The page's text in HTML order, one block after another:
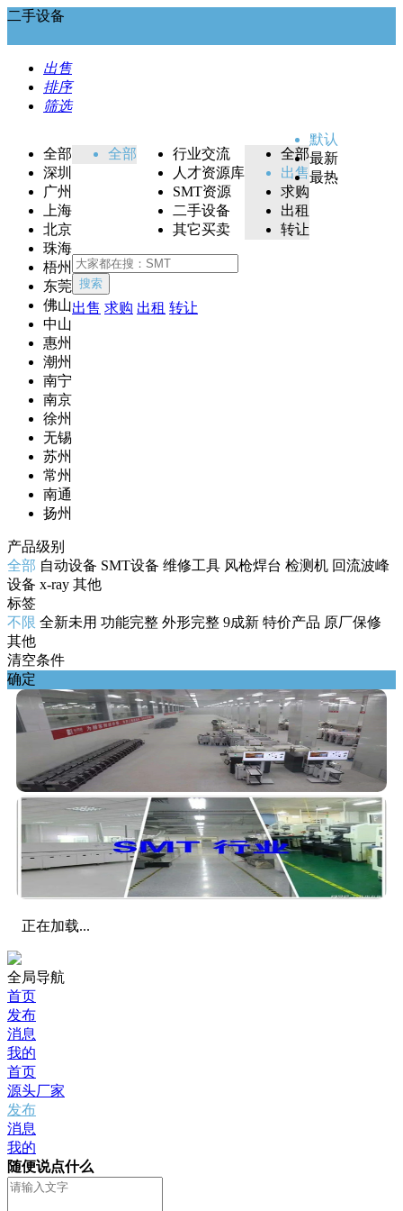
二手设备
出售
排序
筛选
全部
深圳
广州
上海
北京
珠海
梧州
东莞
佛山
中山
惠州
潮州
南宁
南京
徐州
无锡
苏州
常州
南通
扬州
全部
行业交流
人才资源库
SMT资源
二手设备
其它买卖
全部
出售
求购
出租
转让
默认
最新
最热
产品级别
全部 自动设备 SMT设备 维修工具 风枪焊台 检测机 回流波峰
设备 x-ray 其他
标签
不限 全新未用 功能完整 外形完整 9成新 特价产品 原厂保修
其他
清空条件
确定
搜索
出售 求购 出租 转让
正在加载...
全局导航
首页
发布
消息
我的
首页
源头厂家
发布
消息
我的
随便说点什么